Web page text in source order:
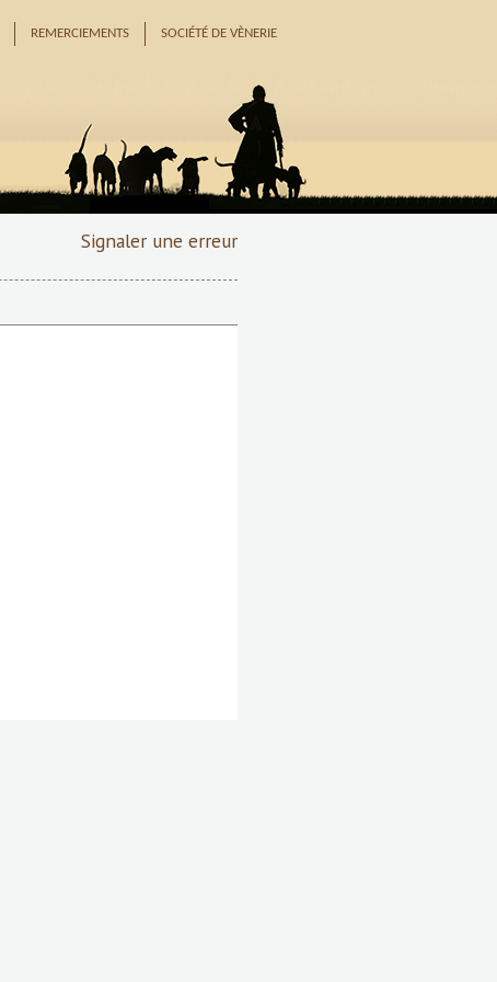
REMERCIEMENTS SOCIÉTÉ DE VÈNERIE
Signaler une erreur